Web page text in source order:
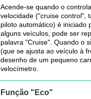
Acende-se quando o
velocidade ("cruise control",
piloto automático) é iniciado
alguns veículos, pode ser
palavra "Cruise". Quando o
(que se ajusta ao veículo à
desenho de um pequeno
velocímetro.
Função "Eco"